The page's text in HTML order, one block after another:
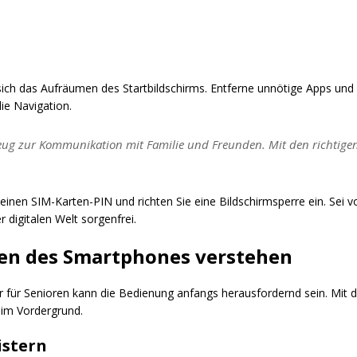
das Aufräumen des Startbildschirms. Entferne unnötige Apps
Navigation.
zur Kommunikation mit Familie und Freunden. Mit den
SIM-Karten-PIN und richten Sie eine Bildschirmsperre ein. Sei
digitalen Welt sorgenfrei.
des Smartphones verstehen
Senioren kann die Bedienung anfangs herausfordernd sein. Mit
Vordergrund.